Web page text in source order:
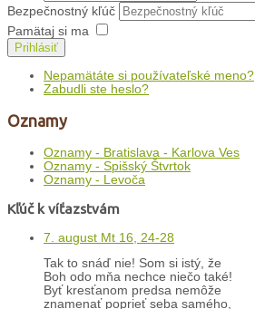
Bezpečnostný kľúč
Pamätaj si ma
Prihlásiť
Nepamätáte si používateľské meno?
Zabudli ste heslo?
Oznamy
Oznamy - Bratislava - Karlova Ves
Oznamy - Spišský Štvrtok
Oznamy - Levoča
Kľúč k víťazstvám
7. august Mt 16, 24-28
Tak to snáď nie! Som si istý, že
Boh odo mňa nechce niečo také!
Byť kresťanom predsa nemôže
znamenať poprieť seba samého,